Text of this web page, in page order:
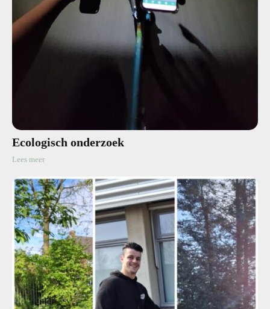
Ecologisch onderzoek
Lees meer